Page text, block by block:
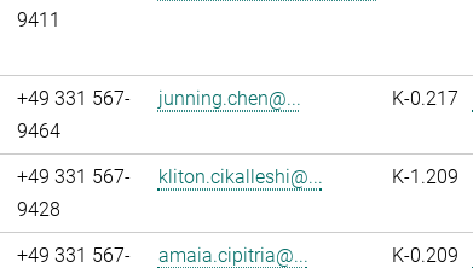
9411
+49 331 567-
9464
junning.chen@... K-0.217
+49 331 567-
9428
kliton.cikalleshi@... K-1.209
+49 331 567-
amaia.cipitria@... K-0.209